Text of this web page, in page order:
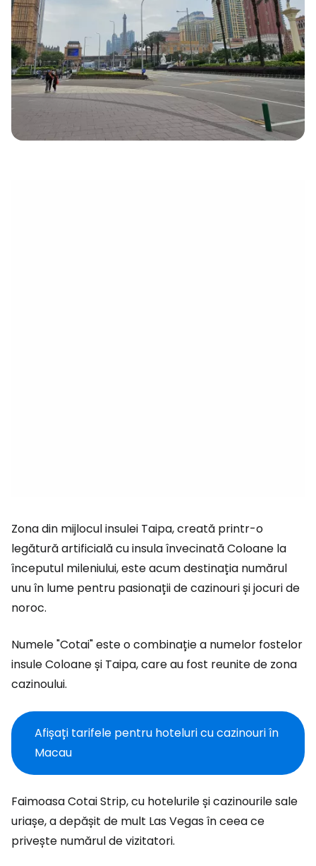
Zona din mijlocul insulei Taipa, creată printr-o
legătură artificială cu insula învecinată Coloane la
începutul mileniului, este acum destinația numărul
unu în lume pentru pasionații de cazinouri și jocuri de
noroc.
Numele "Cotai" este o combinație a numelor fostelor
insule Coloane și Taipa, care au fost reunite de zona
cazinoului.
Afișați tarifele pentru hoteluri cu cazinouri în
Macau
Faimoasa Cotai Strip, cu hotelurile și cazinourile sale
uriașe, a depășit de mult Las Vegas în ceea ce
privește numărul de vizitatori.